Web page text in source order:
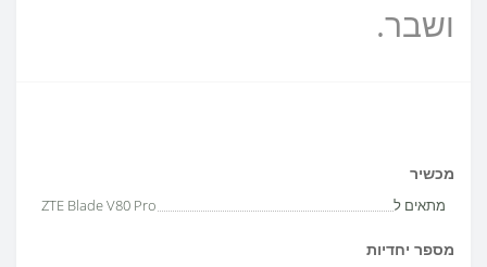
ושבר.
מכשיר
מתאים ל ZTE Blade V80 Pro
מספר יחדיות